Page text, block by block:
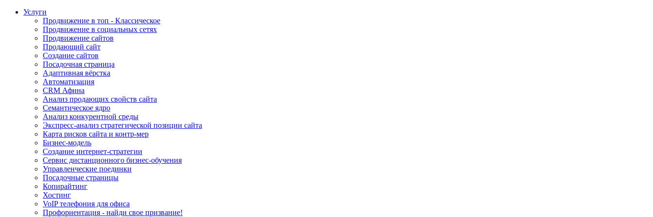
Услуги
Продвижение в топ - Классическое
Продвижение в социальных сетях
Продвижение сайтов
Продающий сайт
Создание сайтов
Посадочная страница
Адаптивная вёрстка
Автоматизация
CRM Афина
Анализ продающих свойств сайта
Семантическое ядро
Анализ конкурентной среды
Экспресс-анализ стратегической позиции сайта
Карта рисков сайта и контр-мер
Бизнес-модель
Создание интернет-стратегии
Сервис дистанционного бизнес-обучения
Управленческие поединки
Посадочные страницы
Копирайтинг
Хостинг
VoIP телефония для офиса
Профориентация - найди свое призвание!